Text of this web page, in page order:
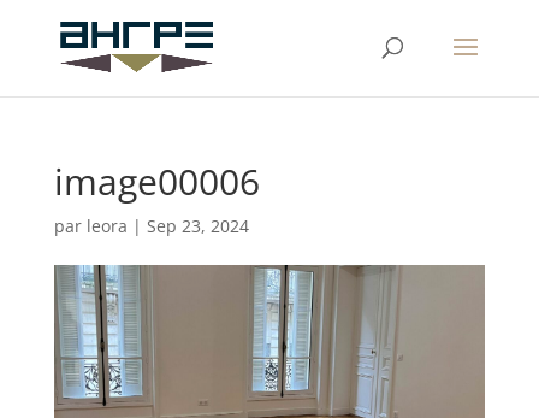
image00006
par leora | Sep 23, 2024